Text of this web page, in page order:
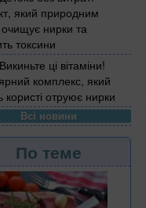
який природним
нирки та
токсини
Викиньте ці вітаміни!
комплекс, який
користі отруює нирки
Всі новини
По теме